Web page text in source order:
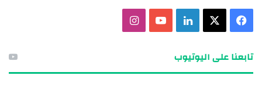
تابعنا على اليوتيوب